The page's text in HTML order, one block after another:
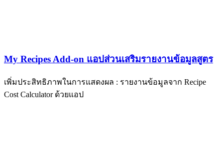
My Recipes Add-on แอปส่วนเสริมรายงานข้อมูลสูตร
เพิ่มประสิทธิภาพในการแสดงผล : รายงานข้อมูลจาก Recipe
Cost Calculator ด้วยแอป